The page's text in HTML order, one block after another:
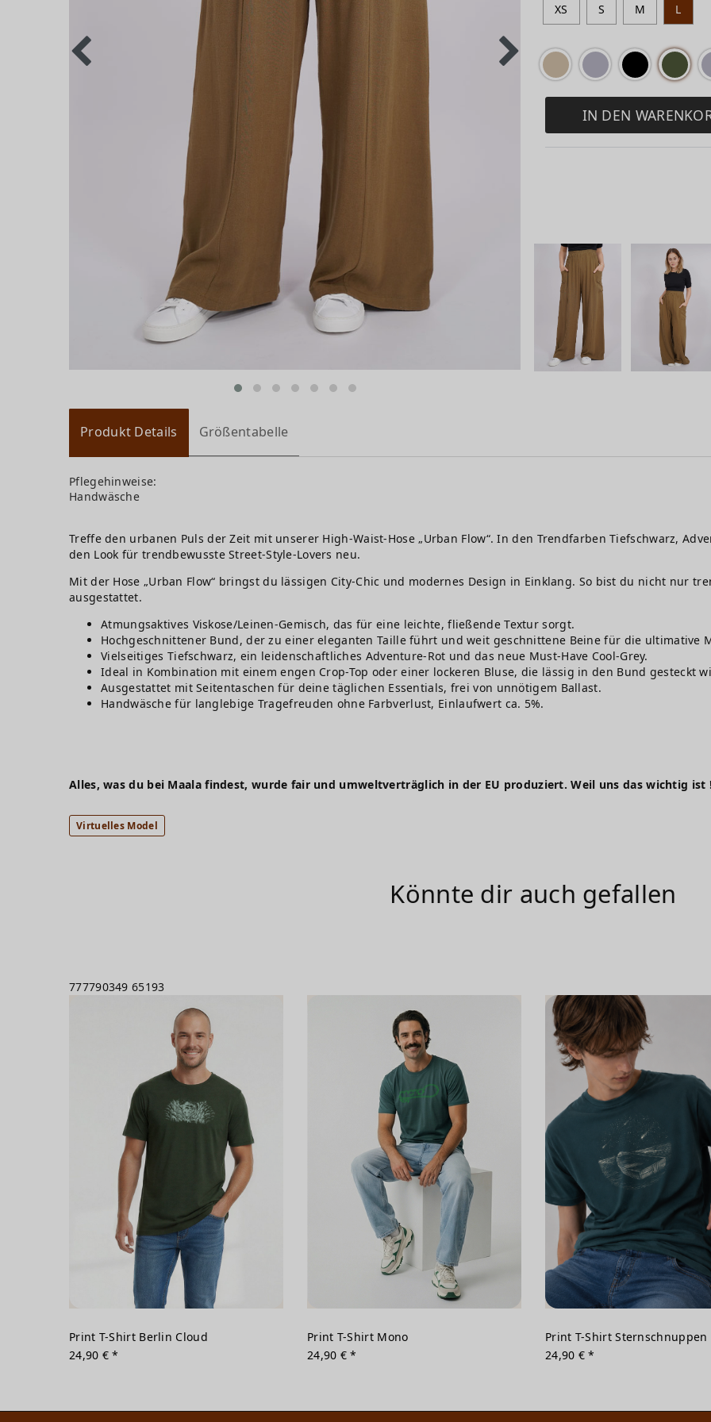
XS S M L
IN DEN
Produkt Details Größentabelle
Pflegehinweise:
Handwäsche
Treffe den urbanen Puls der Zeit mit unserer High-Waist-Hose „Urban Flow“. In den Trendfarben Tiefschwarz,
den Look für trendbewusste Street-Style-Lovers neu.
Mit der Hose „Urban Flow“ bringst du lässigen City-Chic und modernes Design in Einklang. So bist du nicht nur
ausgestattet.
Atmungsaktives Viskose/Leinen-Gemisch, das für eine leichte, fließende Textur sorgt.
Hochgeschnittener Bund, der zu einer eleganten Taille führt und weit geschnittene Beine für die ultimative
Vielseitiges Tiefschwarz, ein leidenschaftliches Adventure-Rot und das neue Must-Have Cool-Grey.
Ideal in Kombination mit einem engen Crop-Top oder einer lockeren Bluse, die lässig in den Bund gesteckt
Ausgestattet mit Seitentaschen für deine täglichen Essentials, frei von unnötigem Ballast.
Handwäsche für langlebige Tragefreuden ohne Farbverlust, Einlaufwert ca. 5%.
Alles, was du bei Maala findest, wurde fair und umweltverträglich in der EU produziert. Weil uns das wichtig ist
Virtuelles Model
Könnte dir auch gefallen
777790349 65193
Print T-Shirt Berlin Cloud
24,90 € *
Print T-Shirt Mono
24,90 € *
Print T-Shirt Sternschnuppen
24,90 € *